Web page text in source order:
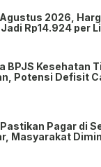
2026,
Rp14.924 per
BPJS Kesehatan
Potensi Defisit
Pagar di
Masyarakat